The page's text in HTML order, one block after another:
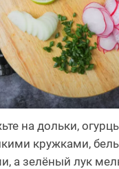
на дольки,
кружками,
а зелёный лук